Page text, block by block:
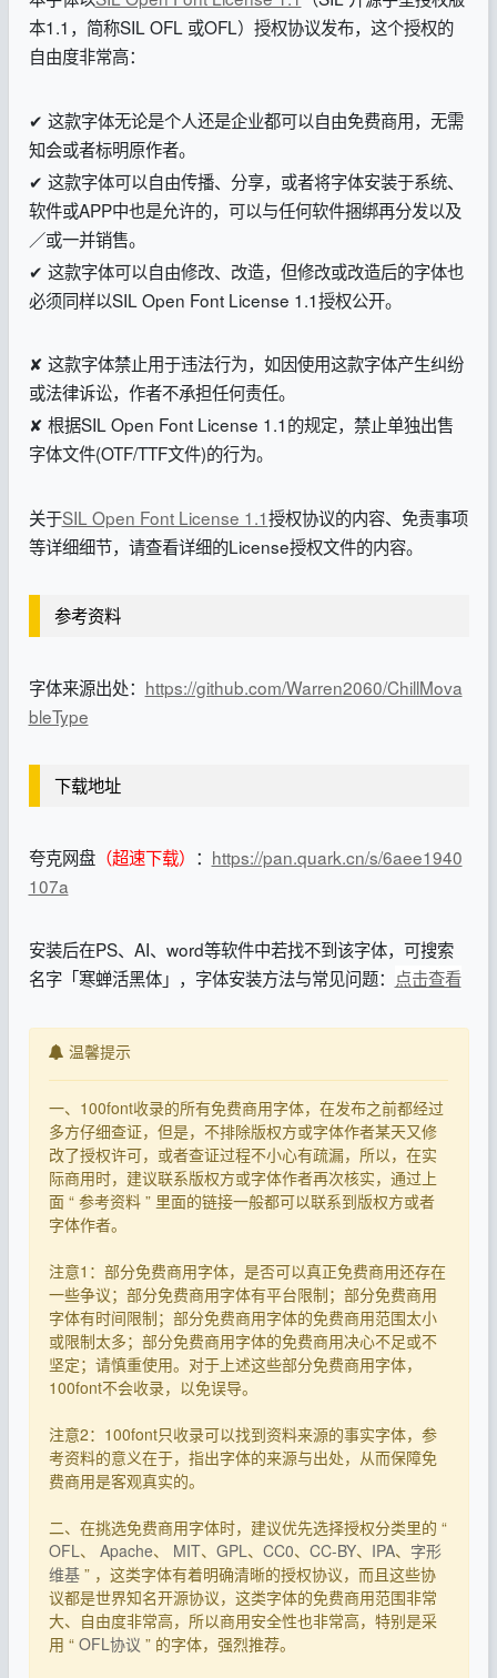
本1.1，简称SIL OFL 或OFL） 授权协议发布，这个授权的
自由度非常高：
✔ 这款字体无论是个人还是企业都可以自由免费商用，无需
知会或者标明原作者。
✔ 这款字体可以自由传播、分享，或者将字体安装于系统、
软件或APP中也是允许的，可以与任何软件捆绑再分发以及
／或一并销售。
✔ 这款字体可以自由修改、改造，但修改或改造后的字体也
必须同样以SIL Open Font License 1.1授权公开。
✘ 这款字体禁止用于违法行为，如因使用这款字体产生纠纷
或法律诉讼，作者不承担任何责任。
✘ 根据SIL Open Font License 1.1的规定，禁止单独出售
字体文件(OTF/TTF文件)的行为。
关于SIL Open Font License 1.1授权协议的内容、免责事项
等详细细节，请查看详细的License授权文件的内容。
参考资料
字体来源出处： https://github.com/Warren2060/ChillMova
bleType
下载地址
夸克网盘（超速下载） ： https://pan.quark.cn/s/6aee1940
107a
安装后在PS、AI、word等软件中若找不到该字体，可搜索
名字「寒蝉活黑体」，字体安装方法与常见问题： 点击查看
温馨提示
一、100font收录的所有免费商用字体，在发布之前都经过
多方仔细查证，但是，不排除版权方或字体作者某天又修
改了授权许可，或者查证过程不小心有疏漏，所以，在实
际商用时，建议联系版权方或字体作者再次核实，通过上
面 “ 参考资料 ” 里面的链接一般都可以联系到版权方或者
字体作者。
注意1：部分免费商用字体，是否可以真正免费商用还存在
一些争议；部分免费商用字体有平台限制；部分免费商用
字体有时间限制；部分免费商用字体的免费商用范围太小
或限制太多；部分免费商用字体的免费商用决心不足或不
坚定；请慎重使用。对于上述这些部分免费商用字体，
100font不会收录，以免误导。
注意2：100font只收录可以找到资料来源的事实字体，参
考资料的意义在于，指出字体的来源与出处，从而保障免
费商用是客观真实的。
二、在挑选免费商用字体时，建议优先选择授权分类里的 “
OFL、 Apache、 MIT、 GPL、 CC0、 CC-BY、 IPA、 字形
维基 ” ，这类字体有着明确清晰的授权协议，而且这些协
议都是世界知名开源协议，这类字体的免费商用范围非常
大、自由度非常高，所以商用安全性也非常高，特别是采
用 “ OFL协议 ” 的字体，强烈推荐。